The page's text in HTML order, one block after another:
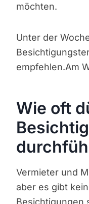
möchten.
Unter der
empfehlen.Am
Wie oft
Vermieter und
aber es gibt
Besichtigungen